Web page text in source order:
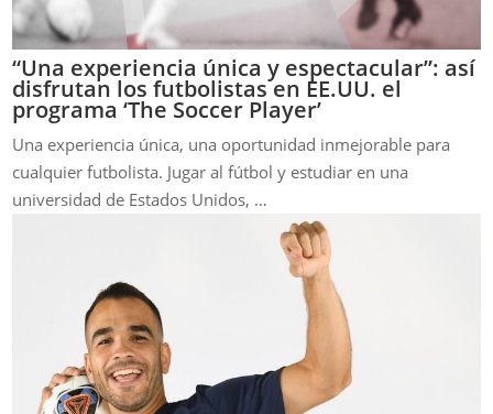
“Una experiencia única y espectacular”: así
disfrutan los futbolistas en EE.UU. el
programa ‘The Soccer Player’
Una experiencia única, una oportunidad inmejorable para
cualquier futbolista. Jugar al fútbol y estudiar en una
universidad de Estados Unidos, …